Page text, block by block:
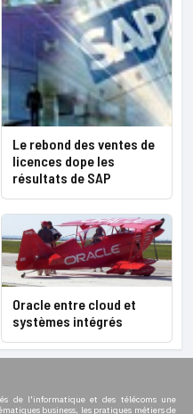
Le rebond des ventes de
licences dope les
résultats de SAP
Oracle entre cloud et
systèmes intégrés
de l'informatique et des télécoms une
business, les pratiques métiers de